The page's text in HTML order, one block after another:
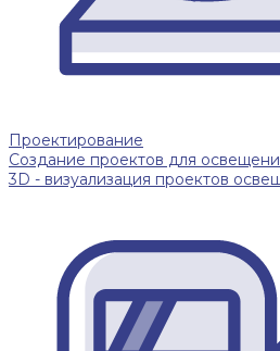
Проектирование
Создание проектов для
3D - визуализация проектов